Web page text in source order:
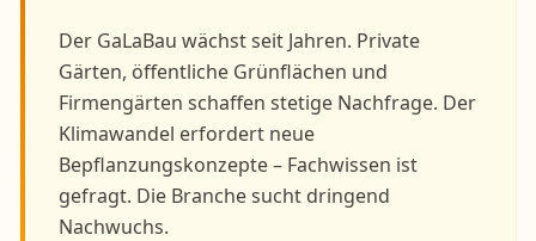
Der GaLaBau wächst seit Jahren. Private
Gärten, öffentliche Grünflächen und
Firmengärten schaffen stetige Nachfrage. Der
Klimawandel erfordert neue
Bepflanzungskonzepte – Fachwissen ist
gefragt. Die Branche sucht dringend
Nachwuchs.